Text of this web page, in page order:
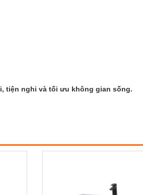
tiện nghi và tối ưu không gian sống.